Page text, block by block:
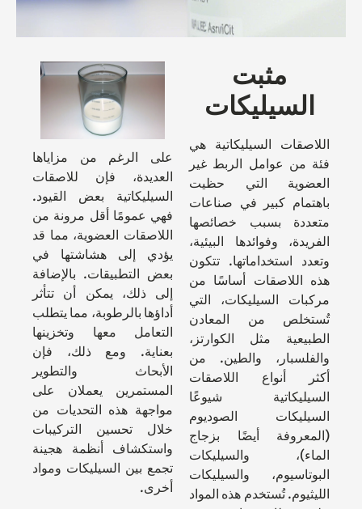
مثبت
السيليكات
اللاصقات السيليكاتية هي
فئة من عوامل الربط غير
العضوية التي حظيت
باهتمام كبير في صناعات
متعددة بسبب خصائصها
الفريدة، وفوائدها البيئية،
وتعدد استخداماتها. تتكون
هذه اللاصقات أساسًا من
مركبات السيليكات، التي
تُستخلص من المعادن
الطبيعية مثل الكوارتز،
والفلسبار، والطين. من
أكثر أنواع اللاصقات
السيليكاتية شيوعًا
السيليكات الصوديوم
(المعروفة أيضًا بزجاج
الماء)، والسيليكات
البوتاسيوم، والسيليكات
الليثيوم. تُستخدم هذه المواد
على الرغم من مزاياها
العديدة، فإن للاصقات
السيليكاتية بعض القيود.
فهي عمومًا أقل مرونة من
اللاصقات العضوية، مما قد
يؤدي إلى هشاشتها في
بعض التطبيقات. بالإضافة
إلى ذلك، يمكن أن تتأثر
أداؤها بالرطوبة، مما يتطلب
التعامل معها وتخزينها
بعناية. ومع ذلك، فإن
الأبحاث والتطوير
المستمرين يعملان على
مواجهة هذه التحديات من
خلال تحسين التركيبات
واستكشاف أنظمة هجينة
تجمع بين السيليكات ومواد
أخرى.